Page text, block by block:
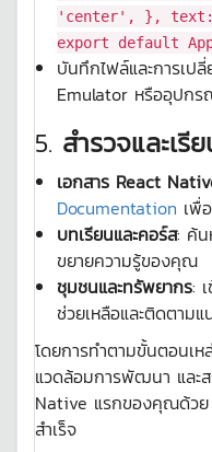
'center' , }, text
export
default
บันทึกไฟล์และการเป
Emulator หรืออุปก
5. สำรวจและเรี
เอกสาร React
Documentation เพื่
บทเรียนและคอร์ส: ค้น
ขยายความรู้ของคุณ
ชุมชนและทรัพยากร:
ช่วยเหลือและติดตาม
โดยการทำตามขั้นตอนเ
แวดล้อมการพัฒนา และส
Native แรกของคุณด้ว
สำเร็จ